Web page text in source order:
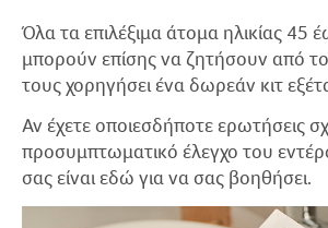
Όλα τα επιλέξιμα άτομα ηλικίας 45
μπορούν επίσης να ζητήσουν από
τους χορηγήσει ένα δωρεάν κιτ
Αν έχετε οποιεσδήποτε ερωτήσεις
προσυμπτωματικό έλεγχο του
σας είναι εδώ για να σας βοηθήσει.